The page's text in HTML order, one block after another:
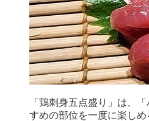
「鶏刺身五点盛り」は、
すめの部位を一度に楽しめ